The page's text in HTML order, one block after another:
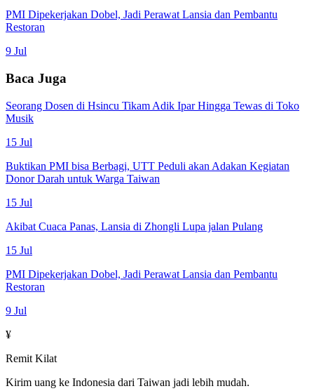
PMI Dipekerjakan Dobel, Jadi Perawat Lansia dan Pembantu
Restoran
9 Jul
Baca Juga
Seorang Dosen di Hsincu Tikam Adik Ipar Hingga Tewas di Toko
Musik
15 Jul
Buktikan PMI bisa Berbagi, UTT Peduli akan Adakan Kegiatan
Donor Darah untuk Warga Taiwan
15 Jul
Akibat Cuaca Panas, Lansia di Zhongli Lupa jalan Pulang
15 Jul
PMI Dipekerjakan Dobel, Jadi Perawat Lansia dan Pembantu
Restoran
9 Jul
¥
Remit Kilat
Kirim uang ke Indonesia dari Taiwan jadi lebih mudah.